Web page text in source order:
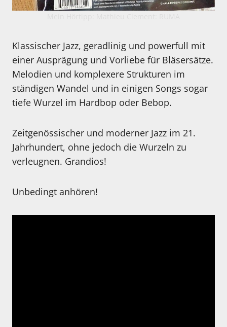
Klassischer Jazz, geradlinig und powerfull mit
einer Ausprägung und Vorliebe für Bläsersätze.
Melodien und komplexere Strukturen im
ständigen Wandel und in einigen Songs sogar
tiefe Wurzel im Hardbop oder Bebop.
Zeitgenössischer und moderner Jazz im 21.
Jahrhundert, ohne jedoch die Wurzeln zu
verleugnen. Grandios!
Unbedingt anhören!